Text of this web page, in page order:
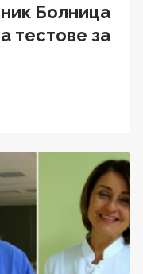
Болница
тестове за